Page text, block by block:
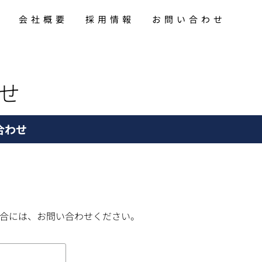
会社概要 採用情報 お問い合わせ
わせ
は、お問い合わせください。